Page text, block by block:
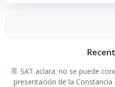
SAT aclara: no se puede
presentación de la